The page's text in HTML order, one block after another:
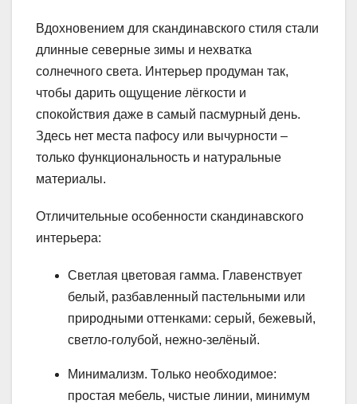
Вдохновением для скандинавского стиля стали
длинные северные зимы и нехватка
солнечного света. Интерьер продуман так,
чтобы дарить ощущение лёгкости и
спокойствия даже в самый пасмурный день.
Здесь нет места пафосу или вычурности –
только функциональность и натуральные
материалы.
Отличительные особенности скандинавского
интерьера:
Светлая цветовая гамма. Главенствует
белый, разбавленный пастельными или
природными оттенками: серый, бежевый,
светло-голубой, нежно-зелёный.
Минимализм. Только необходимое:
простая мебель, чистые линии, минимум